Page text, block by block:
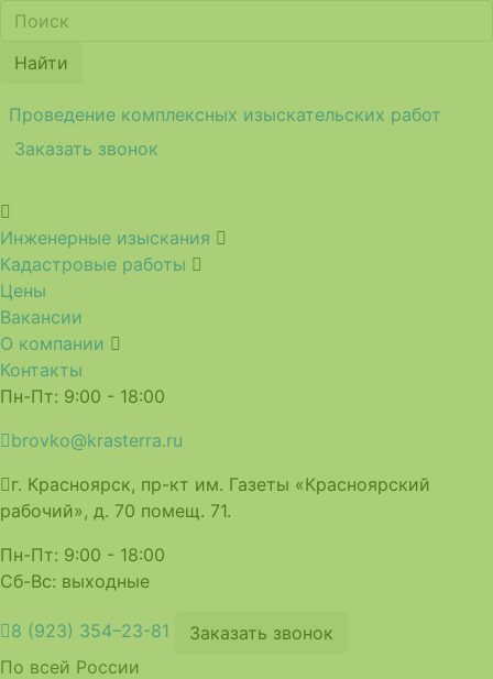
Найти
Проведение комплексных изыскательских работ
Заказать звонок
Инженерные изыскания
Кадастровые работы
Цены
Вакансии
О компании
Контакты
Пн-Пт: 9:00 - 18:00
brovko@krasterra.ru
г. Красноярск, пр-кт им. Газеты «Красноярский
рабочий», д. 70 помещ. 71.
Пн-Пт: 9:00 - 18:00
Сб-Вс: выходные
8 (923) 354–23-81
Заказать звонок
По всей России